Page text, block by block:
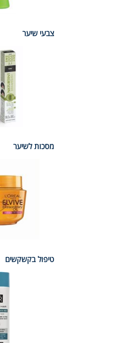
צבעי שיער
מסכות לשיער
טיפול בקשקשים